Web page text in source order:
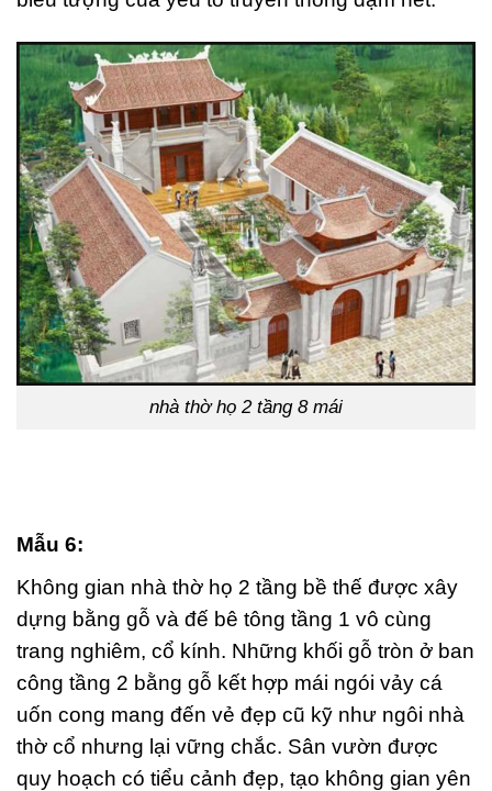
nhà thờ họ 2 tầng 8 mái
Mẫu 6:
Không gian nhà thờ họ 2 tầng bề thế được xây
dựng bằng gỗ và đế bê tông tầng 1 vô cùng
trang nghiêm, cổ kính. Những khối gỗ tròn ở ban
công tầng 2 bằng gỗ kết hợp mái ngói vảy cá
uốn cong mang đến vẻ đẹp cũ kỹ như ngôi nhà
thờ cổ nhưng lại vững chắc. Sân vườn được
quy hoạch có tiểu cảnh đẹp, tạo không gian yên